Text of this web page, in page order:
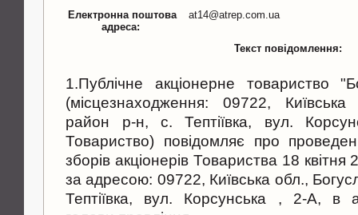
Електронна поштова
адреса:
at14@atrep.com.ua
Текст повідомлення:
1.Публічне акціонерне товариство
(місцезнаходження: 09722, Київська
район р-н, с. Тептіївка, вул.
Товариство) повідомляє про
зборів акціонерів Товариства 18
за адресою: 09722, Київська обл.,
Тептіївка, вул. Корсунська , 2-А, в